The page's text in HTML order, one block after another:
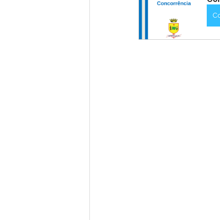
Campanhas